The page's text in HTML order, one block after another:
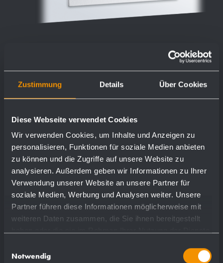
Zustimmung Details Über Cookies
Diese Webseite verwendet Cookies
Wir verwenden Cookies, um Inhalte und Anzeigen zu
personalisieren, Funktionen für soziale Medien anbieten
zu können und die Zugriffe auf unsere Website zu
analysieren. Außerdem geben wir Informationen zu Ihrer
Verwendung unserer Website an unsere Partner für
soziale Medien, Werbung und Analysen weiter. Unsere
Partner führen diese Informationen möglicherweise mit
weiteren Daten zusammen, die Sie ihnen bereitgestellt
Notwendig
Einwurfklappe mit Einbaurahmen
WP135
298 x 148 x 32 mm
Mehr